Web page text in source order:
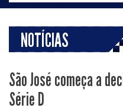
NOTÍCIAS
São José começa a
Série D